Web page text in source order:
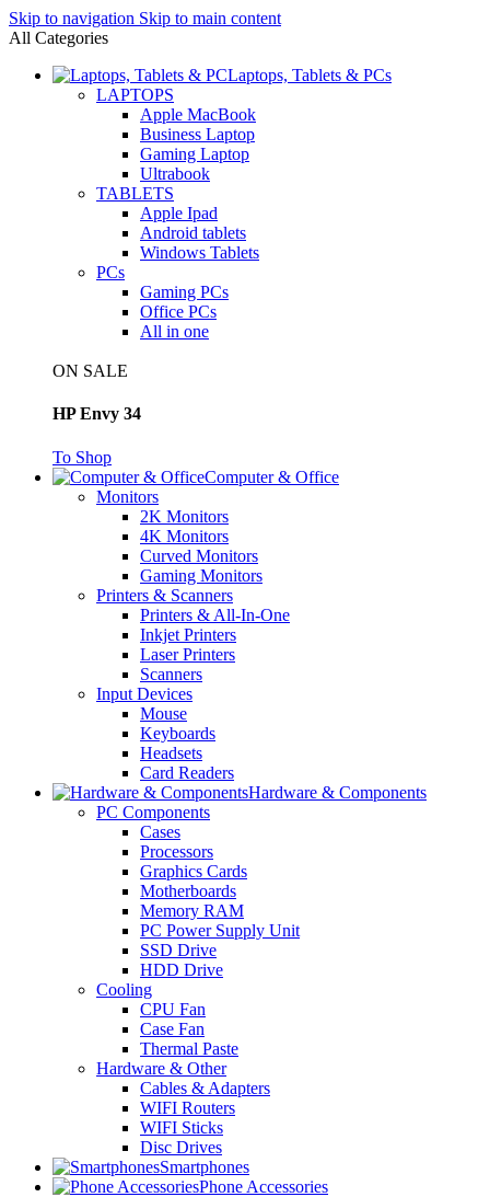
Skip to navigation Skip to main content
All Categories
Laptops, Tablets & PCs
LAPTOPS
Apple MacBook
Business Laptop
Gaming Laptop
Ultrabook
TABLETS
Apple Ipad
Android tablets
Windows Tablets
PCs
Gaming PCs
Office PCs
All in one
ON SALE
HP Envy 34
To Shop
Computer & Office
Monitors
2K Monitors
4K Monitors
Curved Monitors
Gaming Monitors
Printers & Scanners
Printers & All-In-One
Inkjet Printers
Laser Printers
Scanners
Input Devices
Mouse
Keyboards
Headsets
Card Readers
Hardware & Components
PC Components
Cases
Processors
Graphics Cards
Motherboards
Memory RAM
PC Power Supply Unit
SSD Drive
HDD Drive
Cooling
CPU Fan
Case Fan
Thermal Paste
Hardware & Other
Cables & Adapters
WIFI Routers
WIFI Sticks
Disc Drives
Smartphones
Phone Accessories